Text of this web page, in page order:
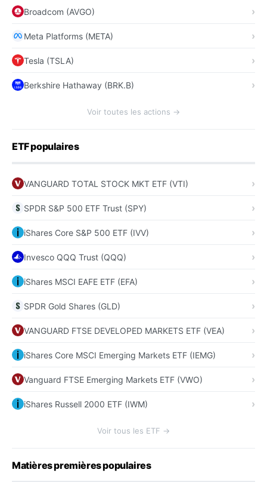
Broadcom (AVGO)
Meta Platforms (META)
Tesla (TSLA)
Berkshire Hathaway (BRK.B)
Voir toutes les actions →
ETF populaires
VANGUARD TOTAL STOCK MKT ETF (VTI)
SPDR S&P 500 ETF Trust (SPY)
iShares Core S&P 500 ETF (IVV)
Invesco QQQ Trust (QQQ)
iShares MSCI EAFE ETF (EFA)
SPDR Gold Shares (GLD)
VANGUARD FTSE DEVELOPED MARKETS ETF (VEA)
iShares Core MSCI Emerging Markets ETF (IEMG)
Vanguard FTSE Emerging Markets ETF (VWO)
iShares Russell 2000 ETF (IWM)
Voir tous les ETF →
Matières premières populaires